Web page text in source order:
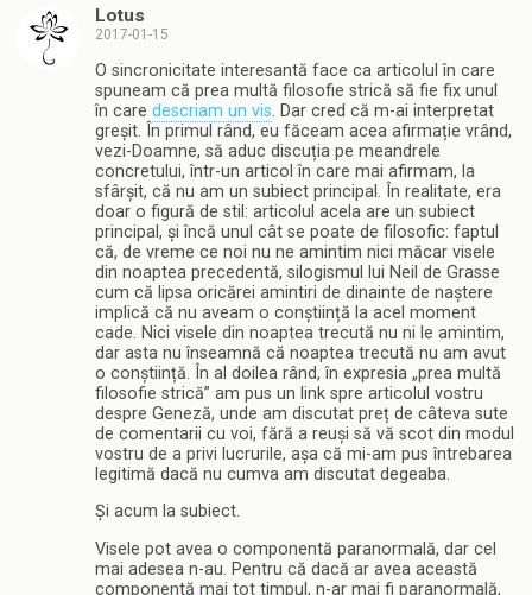
Lotus
2017-01-15
O sincronicitate interesantă face ca articolul în care
spuneam că prea multă filosofie strică să fie fix unul
în care descriam un vis. Dar cred că m-ai interpretat
greșit. În primul rând, eu făceam acea afirmație vrând,
vezi-Doamne, să aduc discuția pe meandrele
concretului, într-un articol în care mai afirmam, la
sfârșit, că nu am un subiect principal. În realitate, era
doar o figură de stil: articolul acela are un subiect
principal, și încă unul cât se poate de filosofic: faptul
că, de vreme ce noi nu ne amintim nici măcar visele
din noaptea precedentă, silogismul lui Neil de Grasse
cum că lipsa oricărei amintiri de dinainte de naștere
implică că nu aveam o conștiință la acel moment
cade. Nici visele din noaptea trecută nu ni le amintim,
dar asta nu înseamnă că noaptea trecută nu am avut
o conștiință. În al doilea rând, în expresia „prea multă
filosofie strică” am pus un link spre articolul vostru
despre Geneză, unde am discutat preț de câteva sute
de comentarii cu voi, fără a reuși să vă scot din modul
vostru de a privi lucrurile, așa că mi-am pus întrebarea
legitimă dacă nu cumva am discutat degeaba.
Și acum la subiect.
Visele pot avea o componentă paranormală, dar cel
mai adesea n-au. Pentru că dacă ar avea această
componentă mai tot timpul, n-ar mai fi paranormală,